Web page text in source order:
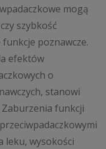
mogą
szybkość
poznawcze.
efektów
o
stanowi
Zaburzenia funkcji
leku, wysokości